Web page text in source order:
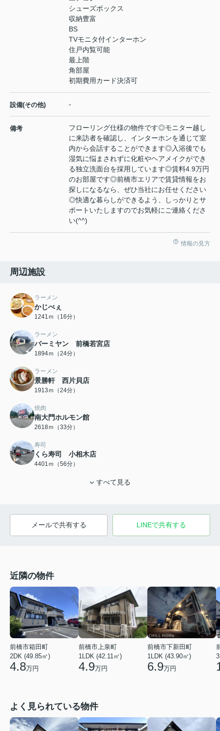
シューズボックス
収納豊富
BS
TVモニタ付インターホン
住戸内覧可能
最上階
角部屋
初期費用カード決済可
設備(その他) -
備考
フローリング仕様の物件です◎モニター越し
に来訪者を確認し、インターホンを通じて室
内から会話することができます◎入浴後でも
湿気に悩まされずに化粧やヘアメイクができ
る独立洗面台を採用しています◎賃料4.9万円
のお部屋です◎前橋市エリアで賃貸情報をお
探しになるなら、ぜひ当社にお任せください
◎快適な暮らしができるよう、しっかりとサ
ポートいたしますのでお気軽にご連絡くださ
い(^^)
情報の見方
周辺施設
ラーメン
かじべぇ
1241ｍ（16分）
ラーメン
バーミヤン 前橋若宮店
1894ｍ（24分）
ラーメン
景勝軒 西片貝店
1913ｍ（24分）
焼肉
南大門ホルモン館
2618ｍ（33分）
寿司
くら寿司 小相木店
4401ｍ（56分）
すべて見る
メールで共有する LINEで共有する
近隣の物件
前橋市箱田町
2DK (49.85㎡)
4.8万円
前橋市上泉町
1LDK (42.11㎡)
4.9万円
前橋市下新田町
1LDK (43.90㎡)
6.9万円
よく見られている物件